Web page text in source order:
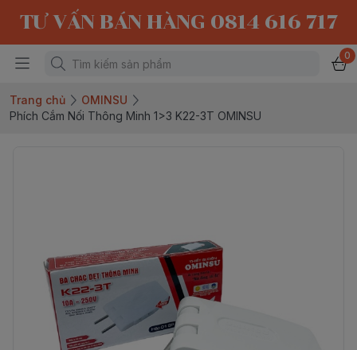
TƯ VẤN BÁN HÀNG 0814 616 717
0
Trang chủ
OMINSU
Phích Cắm Nối Thông Minh 1>3 K22-3T OMINSU